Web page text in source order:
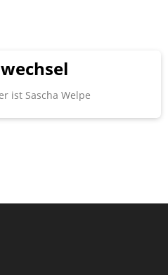
ist Sascha Welpe